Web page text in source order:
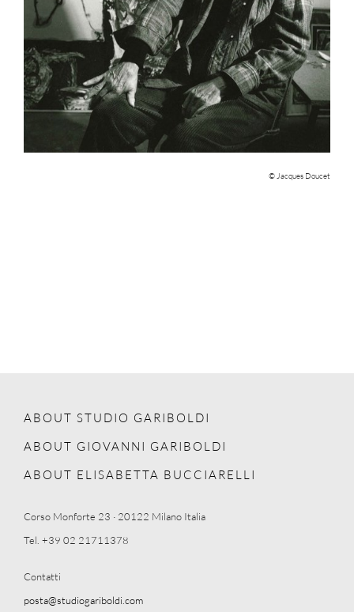
© Jacques Doucet
ABOUT STUDIO GARIBOLDI
ABOUT GIOVANNI GARIBOLDI
ABOUT ELISABETTA BUCCIARELLI
Corso Monforte 23 · 20122 Milano Italia
Tel. +39 02 21711378
Contatti
posta@studiogariboldi.com